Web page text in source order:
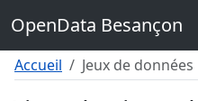
Menu
Pied de page
OpenData Besançon
Accueil Jeux de données